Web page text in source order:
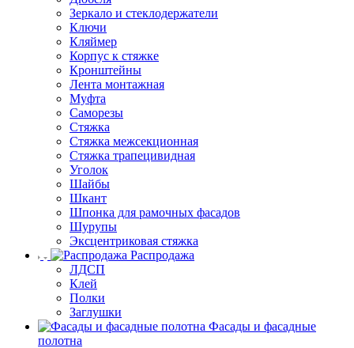
Зеркало и стеклодержатели
Ключи
Кляймер
Корпус к стяжке
Кронштейны
Лента монтажная
Муфта
Саморезы
Стяжка
Стяжка межсекционная
Стяжка трапецивидная
Уголок
Шайбы
Шкант
Шпонка для рамочных фасадов
Шурупы
Эксцентриковая стяжка
Распродажа
ЛДСП
Клей
Полки
Заглушки
Фасады и фасадные
полотна